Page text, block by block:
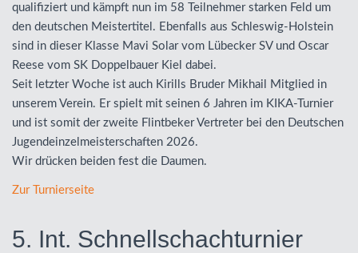
qualifiziert und kämpft nun im 58 Teilnehmer starken Feld um
den deutschen Meistertitel. Ebenfalls aus Schleswig-Holstein
sind in dieser Klasse Mavi Solar vom Lübecker SV und Oscar
Reese vom SK Doppelbauer Kiel dabei.
Seit letzter Woche ist auch Kirills Bruder Mikhail Mitglied in
unserem Verein. Er spielt mit seinen 6 Jahren im KIKA-Turnier
und ist somit der zweite Flintbeker Vertreter bei den Deutschen
Jugendeinzelmeisterschaften 2026.
Wir drücken beiden fest die Daumen.
Zur Turnierseite
5. Int. Schnellschachturnier